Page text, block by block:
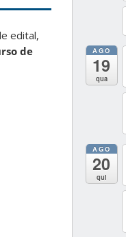
edital,
de
AGO
19
qua
AGO
20
qui